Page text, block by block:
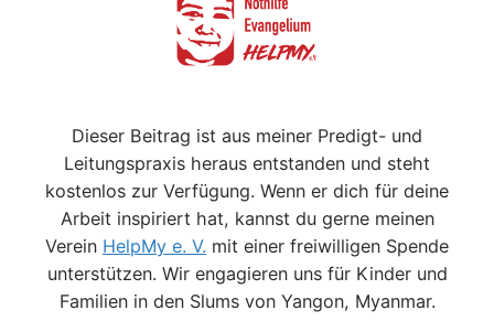
Dieser Beitrag ist aus meiner Predigt- und
Leitungspraxis heraus entstanden und steht
kostenlos zur Verfügung. Wenn er dich für deine
Arbeit inspiriert hat, kannst du gerne meinen
Verein HelpMy e. V. mit einer freiwilligen Spende
unterstützen. Wir engagieren uns für Kinder und
Familien in den Slums von Yangon, Myanmar.